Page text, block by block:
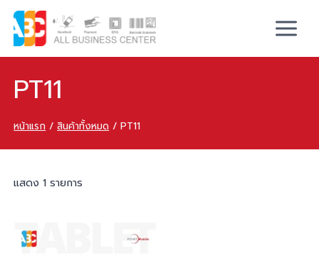
PT11
หน้าแรก / สินค้าทั้งหมด / PT11
แสดง 1 รายการ